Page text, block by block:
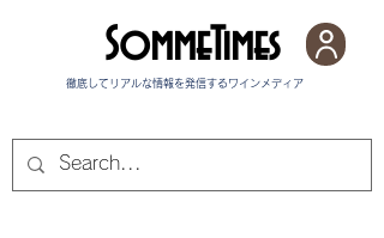
徹底してリアルな情報を発信する​ワインメディア
SommeTimes